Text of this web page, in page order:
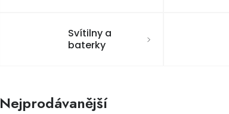
Svítilny a
baterky
Nejprodávanější